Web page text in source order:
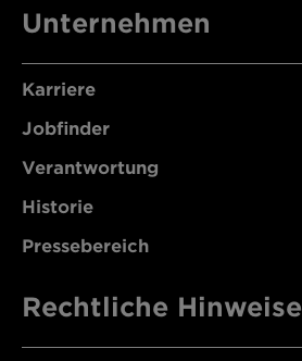
Unternehmen
Karriere
Jobfinder
Verantwortung
Historie
Pressebereich
Rechtliche Hinweise